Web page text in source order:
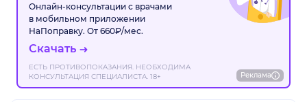
Онлайн-консультации с врачами
в мобильном приложении
НаПоправку. От 660₽/мес.
Скачать
ЕСТЬ ПРОТИВОПОКАЗАНИЯ. НЕОБХОДИМА
КОНСУЛЬТАЦИЯ СПЕЦИАЛИСТА. 18+
Реклама